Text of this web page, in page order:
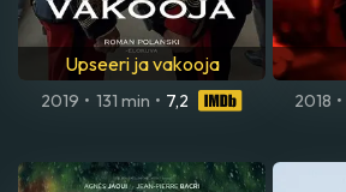
Upseeri ja vakooja
2019 • 131 min • 7,2 2018 •